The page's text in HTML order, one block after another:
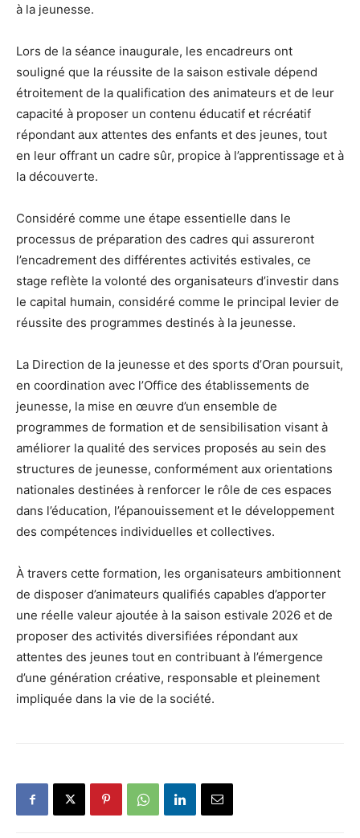
à la jeunesse.
Lors de la séance inaugurale, les encadreurs ont
souligné que la réussite de la saison estivale dépend
étroitement de la qualification des animateurs et de leur
capacité à proposer un contenu éducatif et récréatif
répondant aux attentes des enfants et des jeunes, tout
en leur offrant un cadre sûr, propice à l’apprentissage et à
la découverte.
Considéré comme une étape essentielle dans le
processus de préparation des cadres qui assureront
l’encadrement des différentes activités estivales, ce
stage reflète la volonté des organisateurs d’investir dans
le capital humain, considéré comme le principal levier de
réussite des programmes destinés à la jeunesse.
La Direction de la jeunesse et des sports d’Oran poursuit,
en coordination avec l’Office des établissements de
jeunesse, la mise en œuvre d’un ensemble de
programmes de formation et de sensibilisation visant à
améliorer la qualité des services proposés au sein des
structures de jeunesse, conformément aux orientations
nationales destinées à renforcer le rôle de ces espaces
dans l’éducation, l’épanouissement et le développement
des compétences individuelles et collectives.
À travers cette formation, les organisateurs ambitionnent
de disposer d’animateurs qualifiés capables d’apporter
une réelle valeur ajoutée à la saison estivale 2026 et de
proposer des activités diversifiées répondant aux
attentes des jeunes tout en contribuant à l’émergence
d’une génération créative, responsable et pleinement
impliquée dans la vie de la société.